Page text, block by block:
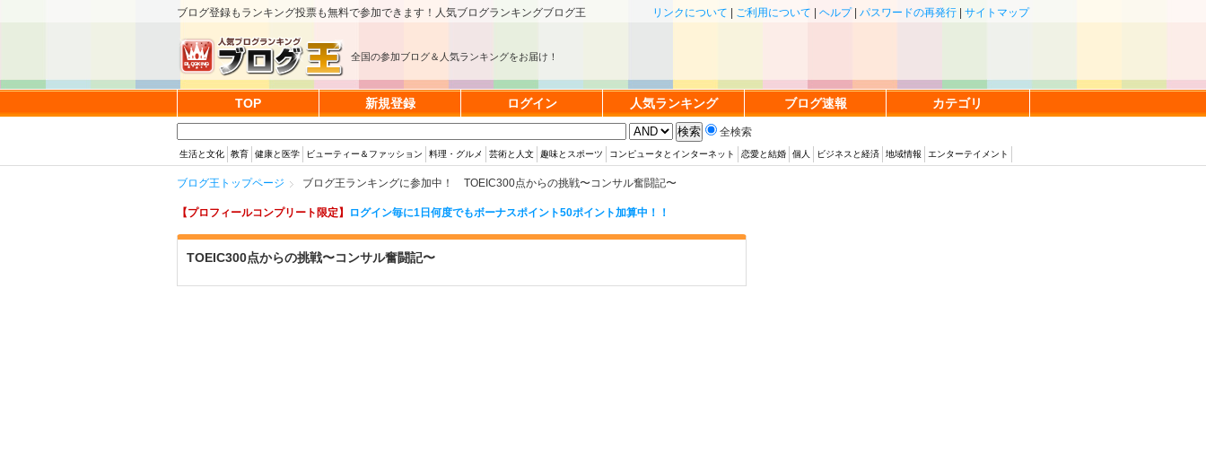
ブログ登録もランキング投票も無料で参加できます！人気ブログランキングブログ王 リンクについて ご利用について ヘルプ| パスワードの再発行 サイトマップ
全国の参加ブログ＆人気ランキングをお届け！
TOP 新規登録 ログイン 人気ランキング ブログ速報 カテゴリ
全検索
生活と文化 教育 健康と医学 ビューティー＆ファッション 料理・グルメ 芸術と人文 趣味とスポーツ コンピュータとインターネット 恋愛と結婚 個人 ビジネスと経済 地域情報 エンターテイメント
ブログ王トップページ ブログ王ランキングに参加中！ TOEIC300点からの挑戦〜コンサル奮闘記〜
【プロフィールコンプリート限定】 ログイン毎に1日何度でもボーナスポイント50ポイント加算中！！
TOEIC300点からの挑戦〜コンサル奮闘記〜